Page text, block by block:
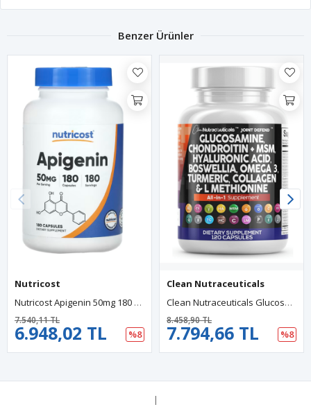
Benzer Ürünler
Nutricost
Nutricost Apigenin 50mg 180 Capsules.Abd.43.
6.948,02 TL
7.540,11 TL
%8
Clean Nutraceuticals
Clean Nutraceuticals Glucosamine Chondroitin MSM 1500mg 120 Capsul Turmeric Curcumin, Collagen, Hyaluronic Acid, Omega 3 – Joint Health For Men Women Joint Complex.
7.794,66 TL
8.458,90 TL
%8
|